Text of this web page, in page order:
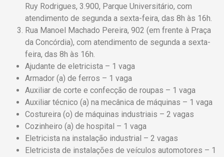
Ruy Rodrigues, 3.900, Parque Universitário, com
atendimento de segunda a sexta-feira, das 8h às 16h.
Rua Manoel Machado Pereira, 902 (em frente à Praça
da Concórdia), com atendimento de segunda a sexta-
feira, das 8h às 16h.
Ajudante de eletricista – 1 vaga
Armador (a) de ferros – 1 vaga
Auxiliar de corte e confecção de roupas – 1 vaga
Auxiliar técnico (a) na mecânica de máquinas – 1 vaga
Costureira (o) de máquinas industriais – 2 vagas
Cozinheiro (a) de hospital – 1 vaga
Eletricista na instalação industrial – 2 vagas
Eletricista de instalações de veículos automotores – 1